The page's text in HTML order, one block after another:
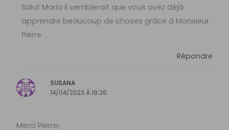
Salut Maria il semblerait que vous avez déjà
apprendre beaucoup de choses grâce à Monsieur
Pierre
Répondre
SUSANA
14/04/2023 À 19:26
Merci Pierre¡